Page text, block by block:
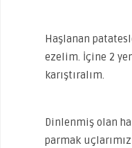
Haşlanan
ezelim. İçine 2
karıştıralım.
Dinlenmiş olan
parmak